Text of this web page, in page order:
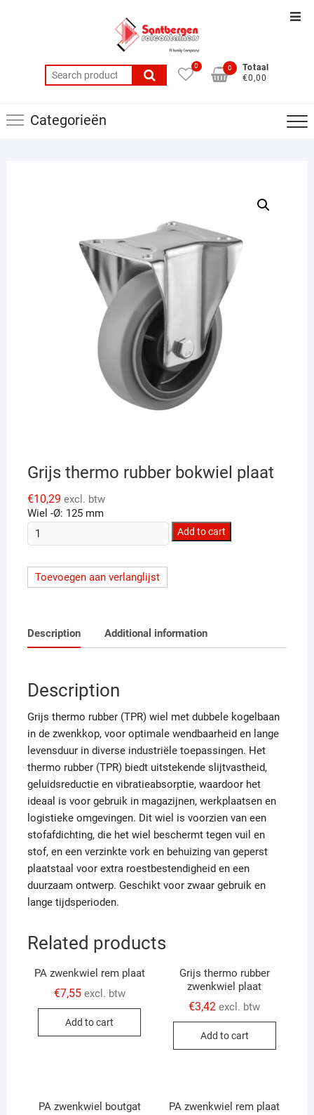
Top
Search
for:
0
Totaal
€0,00
0
Categorieën
Grijs thermo rubber bokwiel plaat
€10,29 excl. btw
Wiel -Ø: 125 mm
Grijs
thermo
bokwiel
Add to cart
Toevoegen aan verlanglijst
Description Additional information
Description
Grijs thermo rubber (TPR) wiel met dubbele kogelbaan
in de zwenkkop, voor optimale wendbaarheid en lange
levensduur in diverse industriële toepassingen. Het
thermo rubber (TPR) biedt uitstekende slijtvastheid,
geluidsreductie en vibratieabsorptie, waardoor het
ideaal is voor gebruik in magazijnen, werkplaatsen en
logistieke omgevingen. Dit wiel is voorzien van een
stofafdichting, die het wiel beschermt tegen vuil en
stof, en een verzinkte vork en behuizing van geperst
plaatstaal voor extra roestbestendigheid en een
duurzaam ontwerp. Geschikt voor zwaar gebruik en
lange tijdsperioden.
Related products
PA zwenkwiel rem plaat
€7,55 excl. btw
Add to cart
Grijs thermo rubber
zwenkwiel plaat
€3,42 excl. btw
Add to cart
PA zwenkwiel boutgat PA zwenkwiel rem plaat